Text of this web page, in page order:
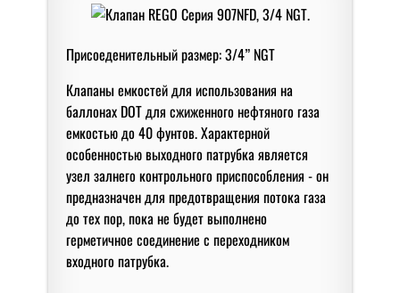
Присоеденительный размер: 3/4” NGT
Клапаны емкостей для использования на
баллонах DOT для сжиженного нефтяного газа
емкостью до 40 фунтов. Характерной
особенностью выходного патрубка является
узел залнего контрольного приспособления - он
предназначен для предотвращения потока газа
до тех пор, пока не будет выполнено
герметичное соединение с переходником
входного патрубка.